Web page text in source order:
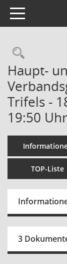
Toggle navigation
Haupt-
Trifels -
19:50 Uhr
TOP-Liste
3